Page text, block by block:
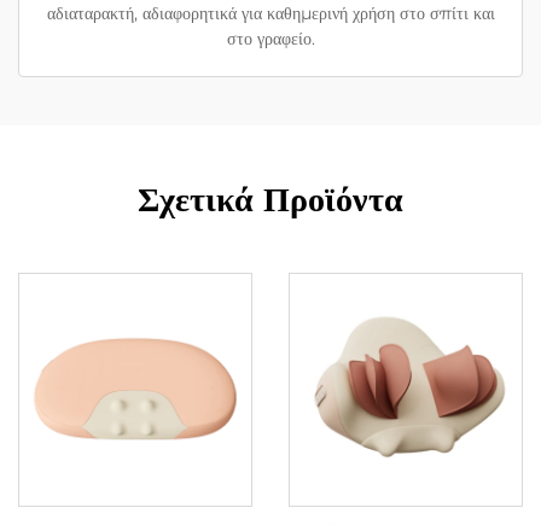
αδιαταρακτή, αδιαφορητικά για καθημερινή χρήση στο σπίτι και
στο γραφείο.
Σχετικά Προϊόντα